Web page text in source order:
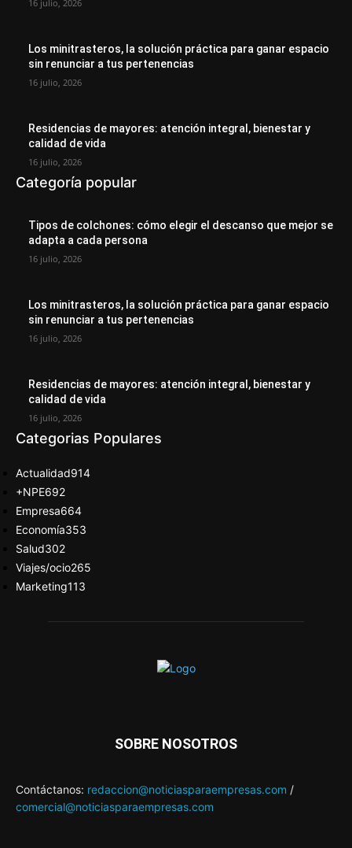
16 julio, 2026
Los minitrasteros, la solución práctica para ganar espacio
sin renunciar a tus pertenencias
16 julio, 2026
Residencias de mayores: atención integral, bienestar y
calidad de vida
16 julio, 2026
Categoría popular
Tipos de colchones: cómo elegir el descanso que mejor se
adapta a cada persona
16 julio, 2026
Los minitrasteros, la solución práctica para ganar espacio
sin renunciar a tus pertenencias
16 julio, 2026
Residencias de mayores: atención integral, bienestar y
calidad de vida
16 julio, 2026
Categorias Populares
Actualidad914
+NPE692
Empresa664
Economía353
Salud302
Viajes/ocio265
Marketing113
SOBRE NOSOTROS
Contáctanos: redaccion@noticiasparaempresas.com /
comercial@noticiasparaempresas.com